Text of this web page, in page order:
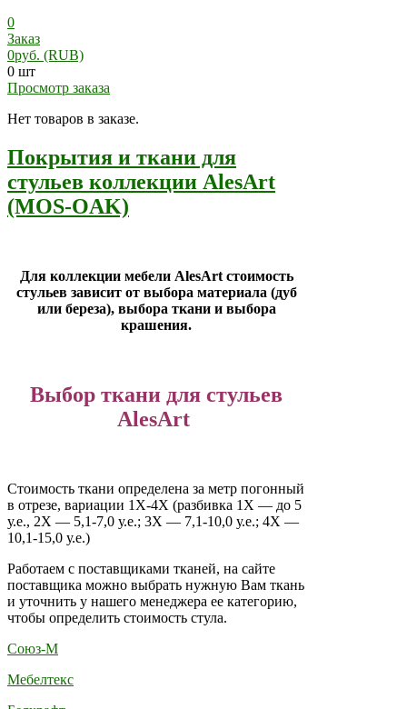
0
Заказ
0руб. (RUB)
0 шт
Просмотр заказа
Нет товаров в заказе.
Покрытия и ткани для
стульев коллекции AlesArt
(MOS-OAK)
Для коллекции мебели AlesArt стоимость
стульев зависит от выбора материала (дуб
или береза), выбора ткани и выбора
крашения.
Выбор ткани для стульев
AlesArt
Стоимость ткани определена за метр погонный
в отрезе, вариации 1Х-4Х (разбивка 1Х — до 5
у.е., 2Х — 5,1-7,0 у.е.; 3Х — 7,1-10,0 у.е.; 4Х —
10,1-15,0 у.е.)
Работаем с поставщиками тканей, на сайте
поставщика можно выбрать нужную Вам ткань
и уточнить у нашего менеджера ее категорию,
чтобы определить стоимость стула.
Союз-М
Мебелтекс